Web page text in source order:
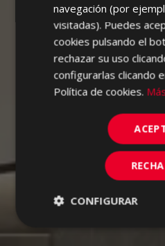
navegación (por
visitadas). Puedes
cookies pulsando el
rechazar su uso
configurarlas clicando
Política de cookies.
CONFIGURAR